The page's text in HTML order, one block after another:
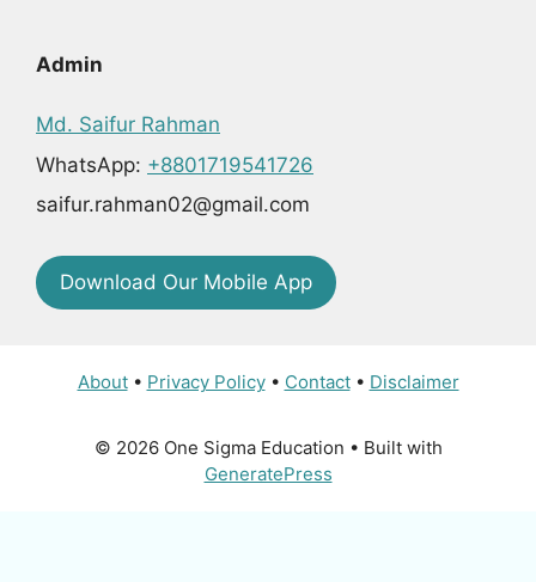
Admin
Md. Saifur Rahman
WhatsApp: +8801719541726
saifur.rahman02@gmail.com
Download Our Mobile App
About• Privacy Policy• Contact• Disclaimer
© 2026 One Sigma Education • Built with
GeneratePress